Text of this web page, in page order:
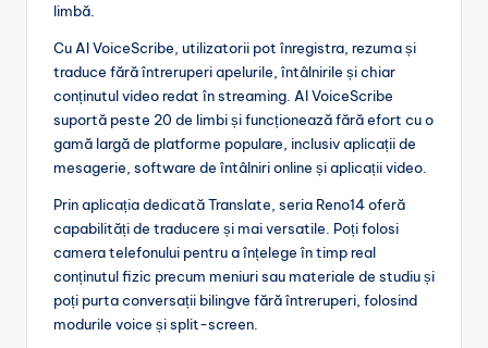
limbă.
Cu AI VoiceScribe, utilizatorii pot înregistra, rezuma și
traduce fără întreruperi apelurile, întâlnirile și chiar
conținutul video redat în streaming. AI VoiceScribe
suportă peste 20 de limbi și funcționează fără efort cu o
gamă largă de platforme populare, inclusiv aplicații de
mesagerie, software de întâlniri online și aplicații video.
Prin aplicația dedicată Translate, seria Reno14 oferă
capabilități de traducere și mai versatile. Poți folosi
camera telefonului pentru a înțelege în timp real
conținutul fizic precum meniuri sau materiale de studiu și
poți purta conversații bilingve fără întreruperi, folosind
modurile voice și split-screen.